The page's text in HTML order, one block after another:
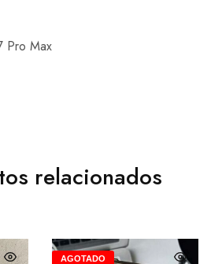
Pro Max
relacionados
AGOTADO